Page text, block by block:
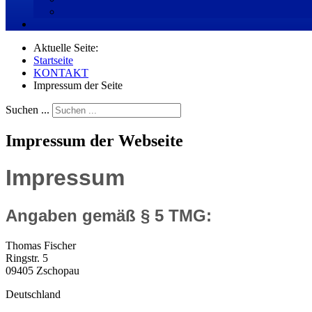
Aktuelle Seite:
Startseite
KONTAKT
Impressum der Seite
Suchen ...
Impressum der Webseite
Impressum
Angaben gemäß § 5 TMG:
Thomas Fischer
Ringstr. 5
09405 Zschopau
Deutschland